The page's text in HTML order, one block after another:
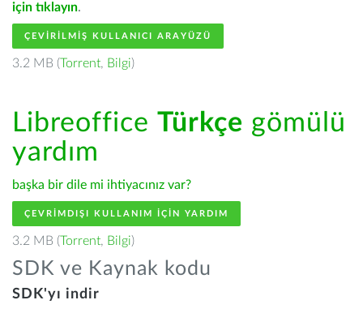
için tıklayın.
ÇEVIRILMIŞ KULLANICI ARAYÜZÜ
3.2 MB (Torrent, Bilgi)
Libreoffice Türkçe gömülü
yardım
başka bir dile mi ihtiyacınız var?
ÇEVRIMDIŞI KULLANIM IÇIN YARDIM
3.2 MB (Torrent, Bilgi)
SDK ve Kaynak kodu
SDK'yı indir